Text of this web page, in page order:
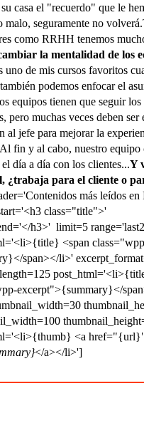
casa el "recuerdo" que le
malo, seguramente no
como RRHH tenemos
la mentalidad de los
uno de mis cursos favoritos
podemos enfocar el
equipos tienen que seguir
pero muchas veces deben ser
al jefe para mejorar la
fin y al cabo, nuestro equipo
día a día con los clientes...Y
¿trabaja para el cliente o
más leídosen
class="title">'
h3>' limit=5
<span
span></li>'
excerpt">{summary}</
<a
</a></li>']